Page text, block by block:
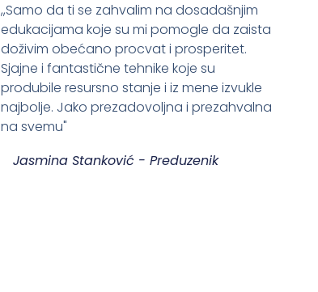
,,Samo da ti se zahvalim na dosadašnjim
edukacijama koje su mi pomogle da zaista
doživim obećano procvat i prosperitet.
Sjajne i fantastične tehnike koje su
produbile resursno stanje i iz mene izvukle
najbolje. Jako prezadovoljna i prezahvalna
na svemu"
Jasmina Stanković - Preduzenik